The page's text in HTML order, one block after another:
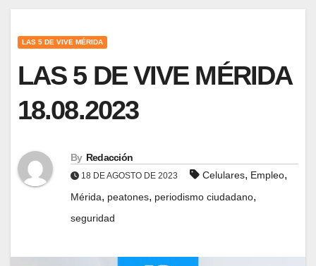
LAS 5 DE VIVE MÉRIDA
LAS 5 DE VIVE MÉRIDA
18.08.2023
By Redacción
18 DE AGOSTO DE 2023 Celulares, Empleo,
Mérida, peatones, periodismo ciudadano,
seguridad